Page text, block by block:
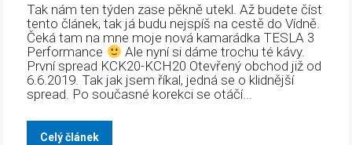
Tak nám ten týden zase pěkně utekl. Až budete číst
tento článek, tak já budu nejspíš na cestě do Vídně.
Čeká tam na mne moje nová kamarádka TESLA 3
Performance
Ale nyní si dáme trochu té kávy.
První spread KCK20-KCH20 Otevřený obchod již od
6.6.2019. Tak jak jsem říkal, jedná se o klidnější
spread. Po současné korekci se otáčí...
Celý článek